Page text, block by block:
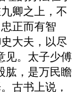
卿之上，不
正而有智
大夫，以尽
见。太子少傅
肱，是万民瞻
古书上说，